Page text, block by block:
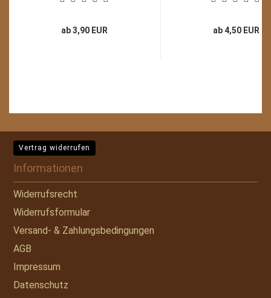
ab 3,90 EUR ab 4,50 EUR
Vertrag widerrufen
Informationen
Widerrufsrecht
Widerrufsformular
Versand- & Zahlungsbedingungen
AGB
Impressum
Datenschutz